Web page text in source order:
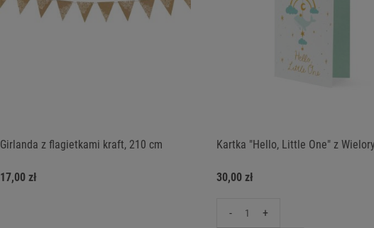
Girlanda z flagietkami kraft, 210 cm
17,00 zł
Kartka "Hello, Little One" z
30,00 zł
- +